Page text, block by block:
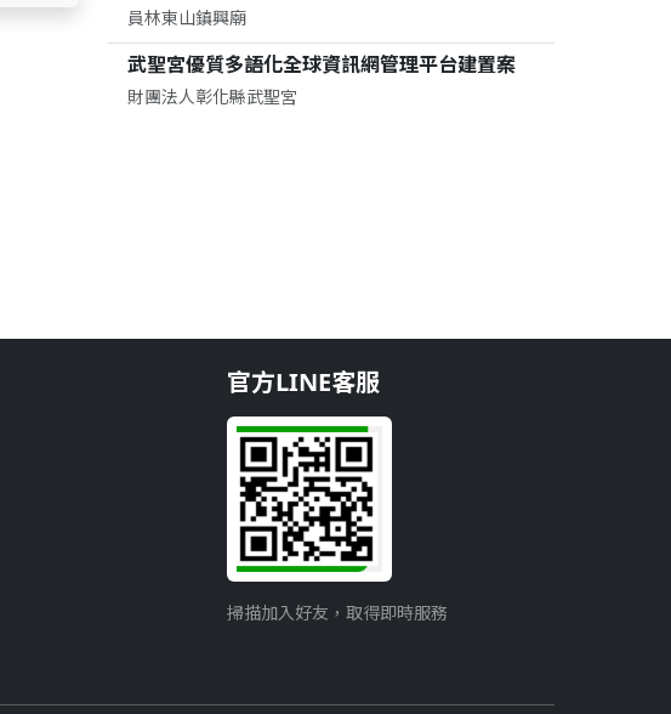
員林東山鎮興廟
武聖宮優質多語化全球資訊網管理平台建置案
財團法人彰化縣武聖宮
官方LINE客服
掃描加入好友，取得即時服務